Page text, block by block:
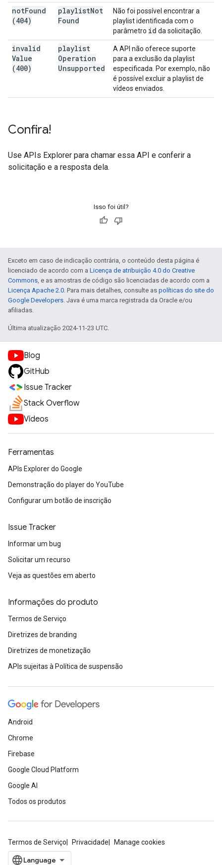
notFound
(404)
playlistNot
Found
Não foi possível encontrar a
playlist identificada com o
parâmetro id da solicitação.
invalid
Value
(400)
playlist
Operation
Unsupported
A API não oferece suporte
para a exclusão da playlist
especificada. Por exemplo, não
é possível excluir a playlist de
vídeos enviados.
Confira!
Use APIs Explorer para chamar essa API e conferir a
solicitação e a resposta dela.
Isso foi útil?
Exceto em caso de indicação contrária, o conteúdo desta página é
licenciado de acordo com a Licença de atribuição 4.0 do Creative
Commons, e as amostras de código são licenciadas de acordo com a
Licença Apache 2.0. Para mais detalhes, consulte as políticas do site do
Google Developers. Java é uma marca registrada da Oracle e/ou
afiliadas.
Última atualização 2024-11-23 UTC.
Blog
GitHub
Issue Tracker
Stack Overflow
Vídeos
Ferramentas
APIs Explorer do Google
Demonstração do player do YouTube
Configurar um botão de inscrição
Issue Tracker
Informar um bug
Solicitar um recurso
Veja as questões em aberto
Informações do produto
Termos de Serviço
Diretrizes de branding
Diretrizes de monetização
APIs sujeitas à Política de suspensão
Android
Chrome
Firebase
Google Cloud Platform
Google AI
Todos os produtos
Termos de Serviço Privacidade Manage cookies